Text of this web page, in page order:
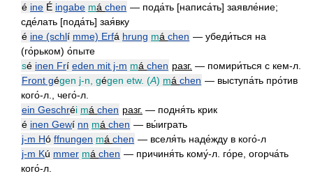
é ine É ingabe má chen — пода́ть [написа́ть] заявле́ние;
сде́лать [пода́ть] зая́вку
é ine (schlí mme) Erfá hrung má chen — убеди́ться на
(го́рьком) о́пыте
sé inen Frí eden mit j-m má chen разг. — помири́ться с кем-л.
Front gégen j-n, gégen etw. (A) má chen — выступа́ть про́тив
кого́-л., чего́-л.
ein Geschréi má chen разг. — подня́ть крик
é inen Gewí nn má chen — вы́играть
j-m Hó ffnungen má chen — вселя́ть наде́жду в кого́-л
j-m Kú mmer má chen — причиня́ть кому́-л. го́ре, огорча́ть
кого́-л.